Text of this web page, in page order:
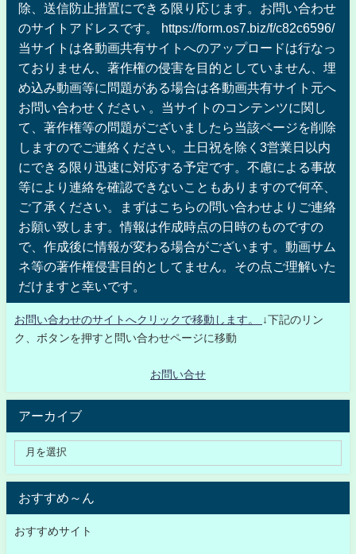
除、送信防止措置にできる限り応じます。お問い合わせ
のサイトアドレスです。 https://form.os7.biz/f/c82c6596/
当サイトは各動画共有サイトへのアップロードは行なっ
ておりません、著作権の侵害を目的としていません、埋
め込み動画等に問題がある場合は各動画共有サイト元へ
お問い合わせください 。当サイトのコンテンツに関し
て、著作権等の問題がございましたら当該ページを削除
しますのでご連絡ください。土日祝を除く3営業日以内
にできる限り迅速に対応する予定です。不慮による事故
等により連絡を確認できないこともありますので何卒、
ご了承ください。まずはこちらの問い合わせよりご連絡
お願い致します。情報は作成時点の日時のものですの
で、作成後に情報が変わる場合がございます。動画サム
ネ等の著作権侵害目的としてません。その点ご理解いた
だけますと幸いです。
お問い合わせのサイトへクリックで移動します。
↓下記のリン
ク、ボタンを押すと問い合わせページに移動
お問い合せ
アーカイブ
おすすめ～ん
おすすめサイト